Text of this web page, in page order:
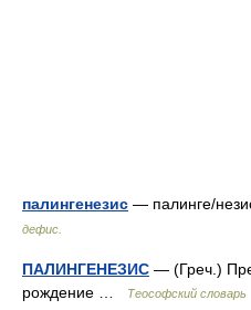
палингенезис — палинге/
дефис.
ПАЛИНГЕНЕЗИС — (Греч.)
рождение …
Теософский словарь